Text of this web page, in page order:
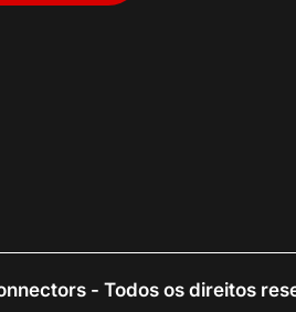
- Todos os direitos